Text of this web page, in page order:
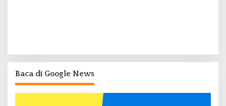
Baca di Google News